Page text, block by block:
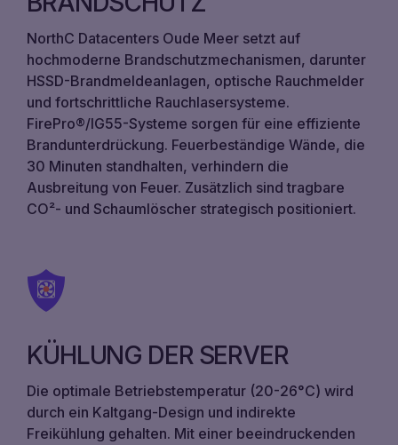
NorthC Datacenters Oude Meer setzt auf
hochmoderne Brandschutzmechanismen, darunter
HSSD-Brandmeldeanlagen, optische Rauchmelder
und fortschrittliche Rauchlasersysteme.
FirePro®/IG55-Systeme sorgen für eine effiziente
Brandunterdrückung. Feuerbeständige Wände, die
30 Minuten standhalten, verhindern die
Ausbreitung von Feuer. Zusätzlich sind tragbare
CO²- und Schaumlöscher strategisch positioniert.
KÜHLUNG DER SERVER
Die optimale Betriebstemperatur (20-26°C) wird
durch ein Kaltgang-Design und indirekte
Freikühlung gehalten. Mit einer beeindruckenden